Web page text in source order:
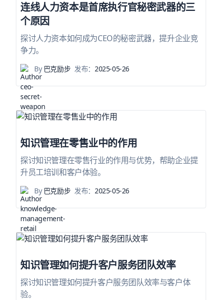
连线人力资本是首席执行官秘密武器的三
个原因
探讨人力资本如何成为CEO的秘密武器，提升企业竞
争力。
By巴克励步 发布：2025-05-26
知识管理在零售业中的作用
探讨知识管理在零售行业的作用与优势，帮助企业提
升员工培训和客户体验。
By巴克励步 发布：2025-05-26
知识管理如何提升客户服务团队效率
探讨知识管理如何提升客户服务团队效率与客户体
验。